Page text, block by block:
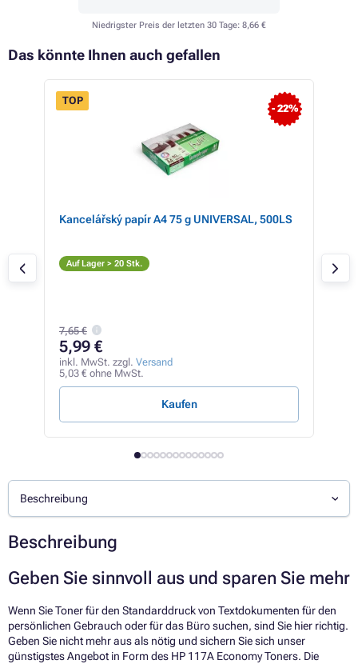
Niedrigster Preis der letzten 30 Tage: 8,66 €
Das könnte Ihnen auch gefallen
- 22%
TOP
Kancelářský papír A4 75 g UNIVERSAL, 500LS
Auf Lager > 20 Stk.
7,65 €
5,99 €
inkl. MwSt. zzgl. Versand
5,03 € ohne MwSt.
Kaufen
Beschreibung
Beschreibung
Geben Sie sinnvoll aus und sparen Sie mehr
Wenn Sie Toner für den Standarddruck von Textdokumenten für den
persönlichen Gebrauch oder für das Büro suchen, sind Sie hier richtig.
Geben Sie nicht mehr aus als nötig und sichern Sie sich unser
günstigstes Angebot in Form des HP 117A Economy Toners. Die